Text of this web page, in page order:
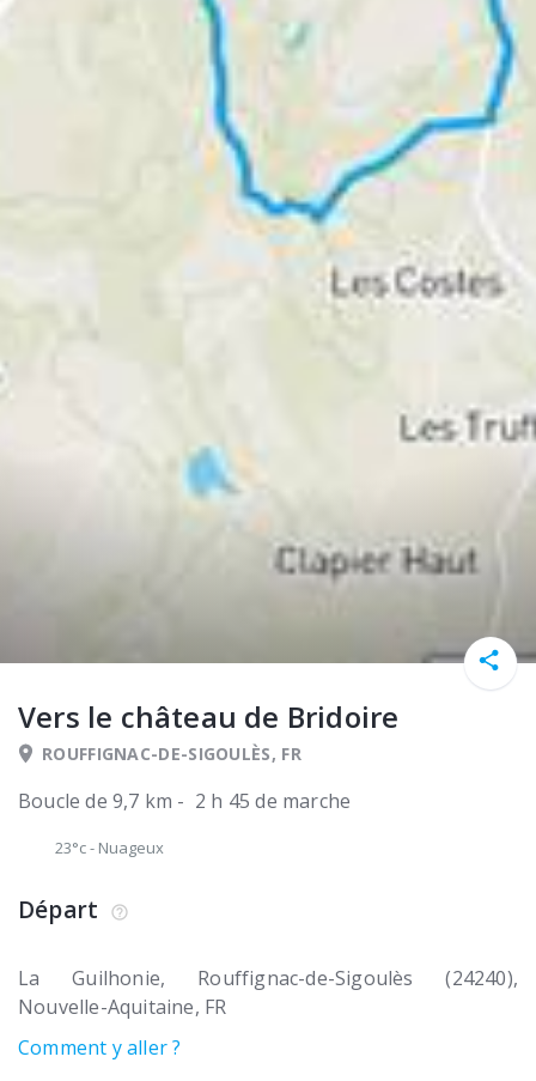
Vers le château de Bridoire
ROUFFIGNAC-DE-SIGOULÈS, FR
Boucle de 9,7 km - 2 h 45 de marche
23°c- Nuageux
Départ
La Guilhonie
Rouffignac-de-Sigoulès (24240)
Nouvelle-Aquitaine FR
Comment y aller ?